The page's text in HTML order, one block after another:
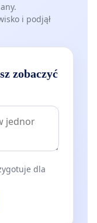
i podjął
zobaczyć
dla